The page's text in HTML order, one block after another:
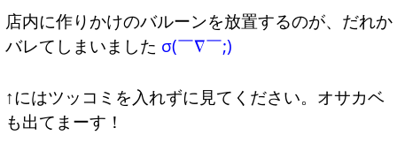
店内に作りかけのバルーンを放置するのが、だれか
バレてしまいました σ(￣∇￣;)
↑にはツッコミを入れずに見てください。オサカベ
も出てまーす！